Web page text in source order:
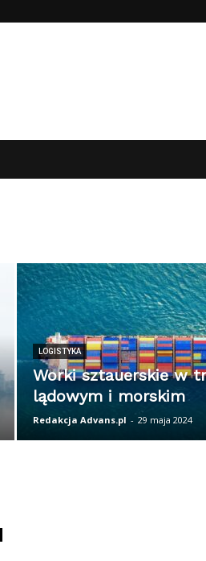
LOGISTYKA
Worki sztauerskie w
lądowym i morskim
Redakcja Advans.pl - 29 maja 2024